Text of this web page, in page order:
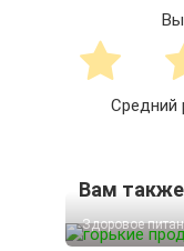
Средний
Вам
Здоровое